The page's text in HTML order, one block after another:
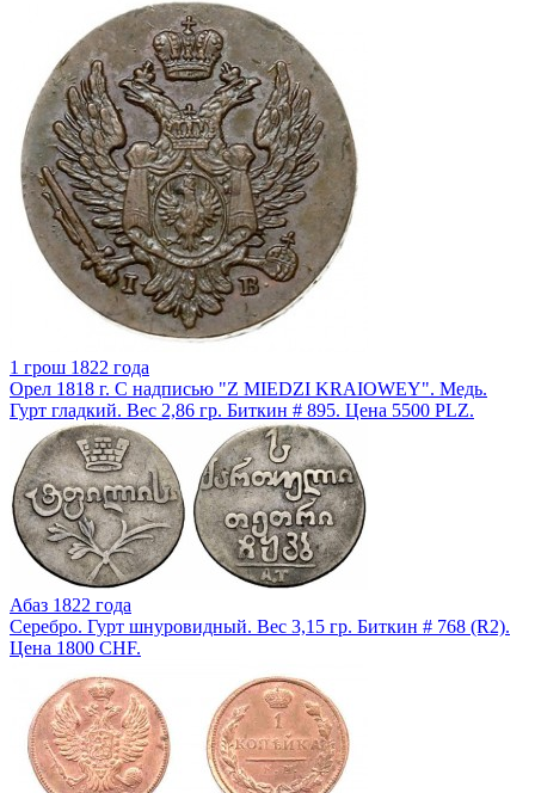
1 грош 1822 года
Орел 1818 г. С надписью "Z MIEDZI KRAIOWEY". Медь.
Гурт гладкий. Вес 2,86 гр. Биткин # 895. Цена 5500 PLZ.
Абаз 1822 года
Серебро. Гурт шнуровидный. Вес 3,15 гр. Биткин # 768 (R2).
Цена 1800 CHF.